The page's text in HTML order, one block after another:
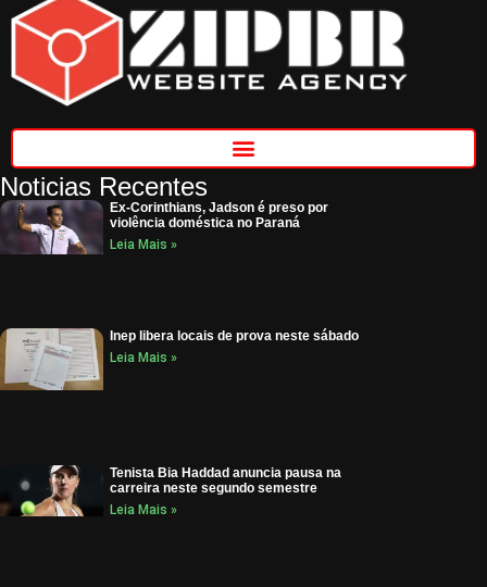
Noticias Recentes
Ex-Corinthians, Jadson é preso por
violência doméstica no Paraná
Leia Mais »
Inep libera locais de prova neste sábado
Leia Mais »
Tenista Bia Haddad anuncia pausa na
carreira neste segundo semestre
Leia Mais »